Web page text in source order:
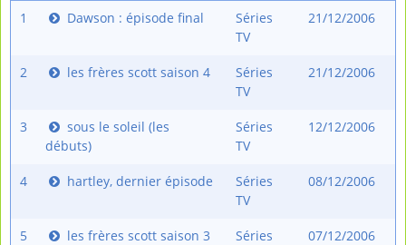
1
Dawson : épisode final
Séries
TV
21/12/2006
2 les frères scott saison 4
Séries
TV
21/12/2006
3
sous le soleil (les
débuts)
Séries
TV
12/12/2006
4 hartley, dernier épisode
Séries
TV
08/12/2006
5 les frères scott saison 3
Séries
07/12/2006